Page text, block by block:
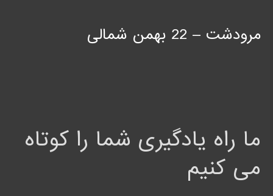
مرودشت – 22 بهمن شمالی
ما راه یادگیری شما را کوتاه
می کنیم